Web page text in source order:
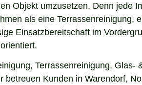
Objekt umzusetzen. Denn jede
als eine Terrassenreinigung,
Einsatzbereitschaft im
Terrassenreinigung, Glas-
Kunden in Warendorf,